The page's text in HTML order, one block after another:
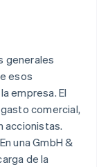
generales
esos
empresa. El
comercial,
accionistas.
una GmbH &
de la